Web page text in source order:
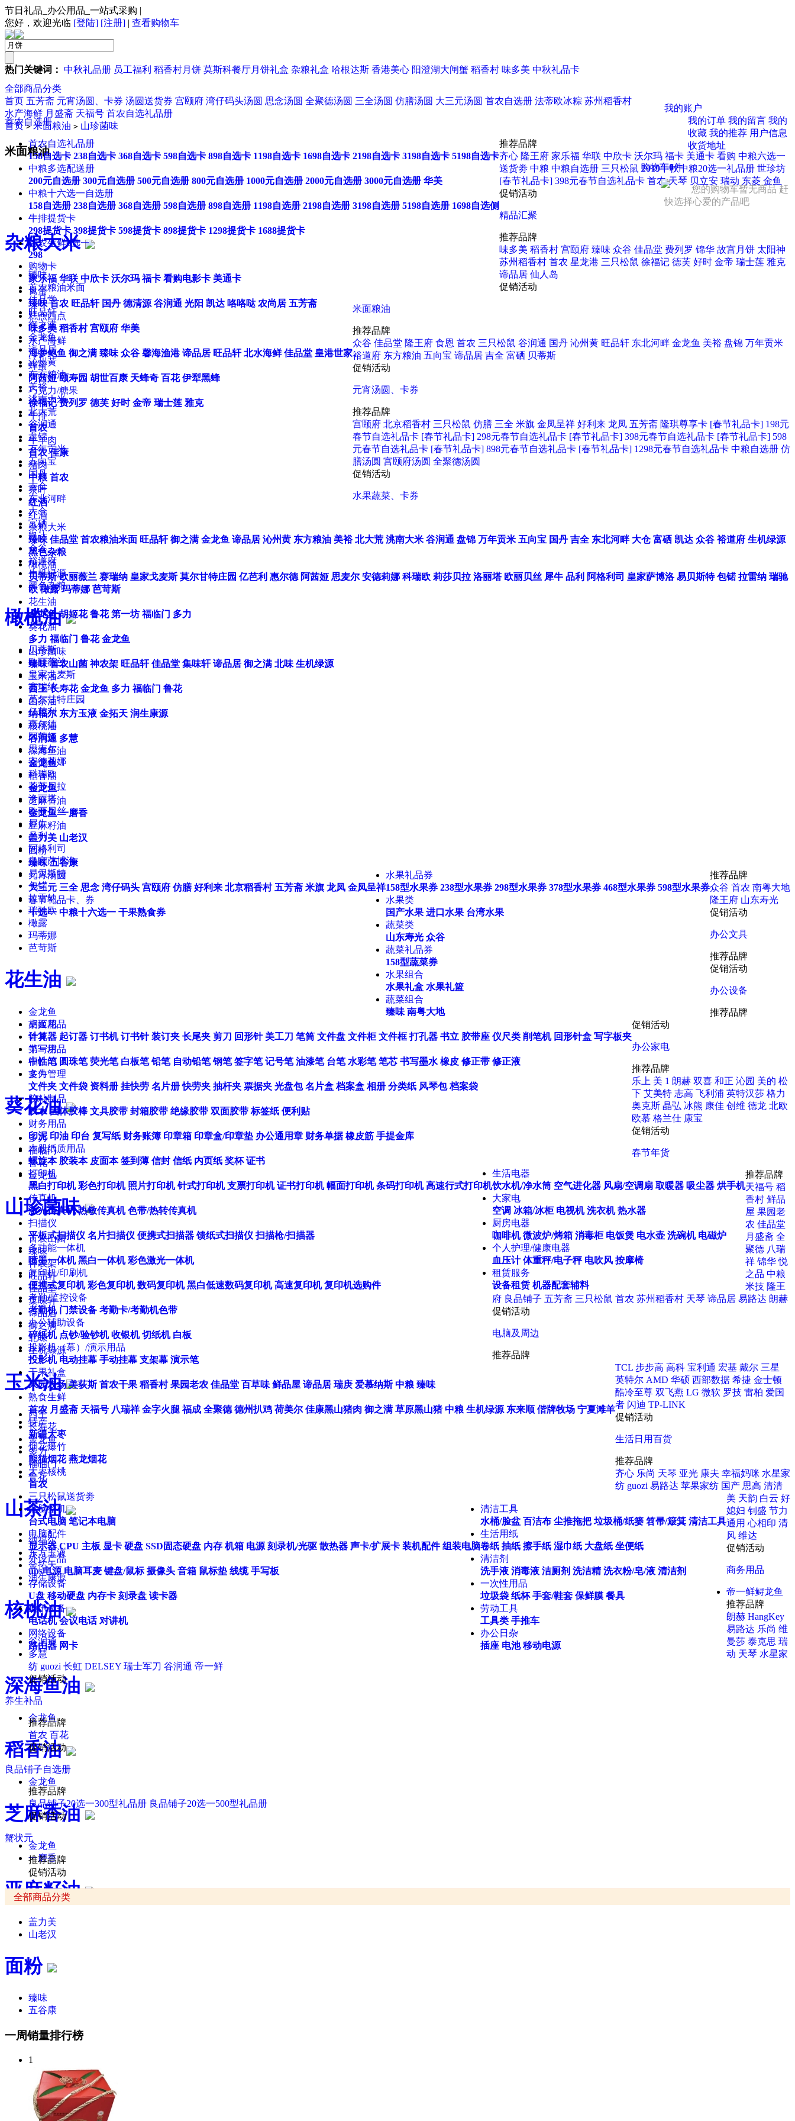
节日礼品_办公用品_一站式采购 |
您好，欢迎光临 [登陆] [注册] | 查看购物车
热门关键词： 中秋礼品册 员工福利 稻香村月饼 莫斯科餐厅月饼礼盒 杂粮礼盒 哈根达斯 香港美心 阳澄湖大闸蟹 稻香村 味多美 中秋礼品卡
我的账户
我的订单 我的留言 我的
收藏 我的推荐 用户信息
收货地址
购物车0件
您的购物车暂无商品 赶
快选择心爱的产品吧
全部商品分类
首农自选册
首农自选礼品册
158自选卡 238自选卡 368自选卡 598自选卡 898自选卡 1198自选卡 1698自选卡 2198自选卡 3198自选卡 5198自选卡
中粮多选配送册
200元自选册 300元自选册 500元自选册 800元自选册 1000元自选册 2000元自选册 3000元自选册 华美
中粮十六选一自选册
158自选册 238自选册 368自选册 598自选册 898自选册 1198自选册 2198自选册 3198自选册 5198自选册 1698自选侧
牛排提货卡
298提货卡 398提货卡 598提货卡 898提货卡 1298提货卡 1688提货卡
首农生鲜6选一
298
购物卡
家乐福 华联 中欣卡 沃尔玛 福卡 看购电影卡 美通卡
推荐品牌
齐心 隆王府 家乐福 华联 中欣卡 沃尔玛 福卡 美通卡 看购 中粮六选一
送货劵 中粮 中粮自选册 三只松鼠 2019中秋中粮20选一礼品册 世珍坊
[春节礼品卡] 398元春节自选礼品卡 首农 天琴 贝立安 瑞动 东菱 金鱼
促销活动
精品汇聚
禽蛋
臻味 首农 旺品轩 国丹 德清源 谷润通 光阳 凯达 咯咯哒 农尚居 五芳斋
糕点西点
味多美 稻香村 宫颐府 华美
水产海鲜
海参鲍鱼 御之满 臻味 众谷 馨海渔港 谛品居 旺品轩 北水海鲜 佳品堂 皇港世家
蜂蜜
阿茜娅 颐寿园 胡世百康 天蜂奇 百花 伊犁黑蜂
巧克力/糖果
徐福记 费列罗 德芙 好时 金帝 瑞士莲 雅克
牛排
首农
牛羊肉
首农 佳康
猪肉
中粮 首农
茶叶
红酒
红酒
推荐品牌
味多美 稻香村 宫颐府 臻味 众谷 佳品堂 费列罗 锦华 故宫月饼 太阳神
苏州稻香村 首农 星龙港 三只松鼠 徐福记 德芙 好时 金帝 瑞士莲 雅克
谛品居 仙人岛
促销活动
米面粮油
杂粮大米
臻味 佳品堂 首农粮油米面 旺品轩 御之满 金龙鱼 谛品居 沁州黄 东方粮油 美裕 北大荒 洮南大米 谷润通 盘锦 万年贡米 五向宝 国丹 吉全 东北河畔 大仓 富硒 凯达 众谷 裕道府 生机绿源
黑色杂粮
橄榄油
贝蒂斯 欧丽薇兰 赛瑞纳 皇家戈麦斯 莫尔甘特庄园 亿芭利 惠尔德 阿茜娅 思麦尔 安德莉娜 科瑞欧 莉莎贝拉 洛丽塔 欧丽贝丝 犀牛 品利 阿格利司 皇家萨博洛 易贝斯特 包锘 拉雷纳 瑞驰
欧 橄露 玛蒂娜 芭苛斯
花生油
金龙鱼 胡姬花 鲁花 第一坊 福临门 多力
葵花油
多力 福临门 鲁花 金龙鱼
山珍菌味
臻味 首农山菌 神农架 旺品轩 佳品堂 集味轩 谛品居 御之满 北味 生机绿源
玉米油
西王 长寿花 金龙鱼 多力 福临门 鲁花
山茶油
纳福尔 东方玉液 金拓天 润生康源
核桃油
谷润通 多慧
深海鱼油
金龙鱼
稻香油
金龙鱼
芝麻香油
金龙鱼 一磨香
亚麻籽油
盖力美 山老汉
面粉
臻味 五谷康
推荐品牌
众谷 佳品堂 隆王府 食恩 首农 三只松鼠 谷润通 国丹 沁州黄 旺品轩 东北河畔 金龙鱼 美裕 盘锦 万年贡米
裕道府 东方粮油 五向宝 谛品居 吉全 富硒 贝蒂斯
促销活动
元宵汤圆、卡券
元宵汤圆
大三元 三全 思念 湾仔码头 宫颐府 仿膳 好利来 北京稻香村 五芳斋 米旗 龙凤 金凤呈祥
春节礼品卡、券
十选一 中粮十六选一 干果熟食券
推荐品牌
宫颐府 北京稻香村 三只松鼠 仿膳 三全 米旗 金凤呈祥 好利来 龙凤 五芳斋 隆琪尊享卡 [春节礼品卡] 198元
春节自选礼品卡 [春节礼品卡] 298元春节自选礼品卡 [春节礼品卡] 398元春节自选礼品卡 [春节礼品卡] 598
元春节自选礼品卡 [春节礼品卡] 898元春节自选礼品卡 [春节礼品卡] 1298元春节自选礼品卡 中粮自选册 仿
膳汤圆 宫颐府汤圆 全聚德汤圆
促销活动
水果蔬菜、卡券
水果礼品券
158型水果券 238型水果券 298型水果券 378型水果券 468型水果券 598型水果券
水果类
国产水果 进口水果 台湾水果
蔬菜类
山东寿光 众谷
蔬菜礼品券
158型蔬菜券
水果组合
水果礼盒 水果礼篮
蔬菜组合
臻味 南粤大地
推荐品牌
众谷 首农 南粤大地
隆王府 山东寿光
促销活动
办公文具
桌面用品
计算器 起订器 订书机 订书针 装订夹 长尾夹 剪刀 回形针 美工刀 笔筒 文件盘 文件柜 文件框 打孔器 书立 胶带座 仪尺类 削笔机 回形针盒 写字板夹
书写用品
中性笔 圆珠笔 荧光笔 白板笔 铅笔 自动铅笔 钢笔 签字笔 记号笔 油漆笔 台笔 水彩笔 笔芯 书写墨水 橡皮 修正带 修正液
文件管理
文件夹 文件袋 资料册 挂快劳 名片册 快劳夹 抽杆夹 票据夹 光盘包 名片盒 档案盒 相册 分类纸 风琴包 档案袋
胶粘制品
胶水 固体胶棒 文具胶带 封箱胶带 绝缘胶带 双面胶带 标签纸 便利贴
财务用品
印泥 印油 印台 复写纸 财务账簿 印章箱 印章盒/印章垫 办公通用章 财务单据 橡皮筋 手提金库
本册纸质用品
螺旋本 胶装本 皮面本 签到薄 信封 信纸 内页纸 奖杯 证书
推荐品牌
促销活动
办公设备
打印机
黑白打印机 彩色打印机 照片打印机 针式打印机 支票打印机 证书打印机 幅面打印机 条码打印机 高速行式打印机
传真机
激光传真机 热敏传真机 色带/热转传真机
扫描仪
平板式扫描仪 名片扫描仪 便携式扫描器 馈纸式扫描仪 扫描枪/扫描器
多功能一体机
喷墨一体机 黑白一体机 彩色激光一体机
复印机/印刷机
便携式复印机 彩色复印机 数码复印机 黑白低速数码复印机 高速复印机 复印机选购件
考勤/监控设备
考勤机 门禁设备 考勤卡/考勤机色带
办公辅助设备
碎纸机 点钞/验钞机 收银机 切纸机 白板
投影机（幕）/演示用品
投影机 电动挂幕 手动挂幕 支架幕 演示笔
推荐品牌
促销活动
办公家电
生活电器
饮水机/净水筒 空气进化器 风扇/空调扇 取暖器 吸尘器 烘手机
大家电
空调 冰箱/冰柜 电视机 洗衣机 热水器
厨房电器
咖啡机 微波炉/烤箱 消毒柜 电饭煲 电水壶 洗碗机 电磁炉
个人护理/健康电器
血压计 体重秤/电子秤 电吹风 按摩椅
租赁服务
设备租赁 机器配套辅料
推荐品牌
乐上 美 1 朗赫 双喜 和正 沁园 美的 松
下 艾美特 志高 飞利浦 英特汉莎 格力
奥克斯 晶弘 冰熊 康佳 创维 德龙 北欧
欧慕 格兰仕 康宝
促销活动
春节年货
干果礼盒
果园农场 美荻斯 首农干果 稻香村 果园老农 佳品堂 百草味 鲜品屋 谛品居 瑞庚 爱慕纳斯 中粮 臻味
熟食生鲜
首农 月盛斋 天福号 八瑞祥 金字火腿 福成 全聚德 德州扒鸡 荷美尔 佳康黑山猪肉 御之满 草原黑山猪 中粮 生机绿源 东来顺 偕牌牧场 宁夏滩羊
特产
新疆大枣
烟花爆竹
熊猫烟花 燕龙烟花
大枣核桃
首农
三只松鼠送货劵
推荐品牌
天福号 稻
香村 鲜品
屋 果园老
农 佳品堂
月盛斋 全
聚德 八瑞
祥 锦华 悦
之品 中粮
米技 隆王
府 良品铺子 五芳斋 三只松鼠 首农 苏州稻香村 天琴 谛品居 易路达 朗赫
促销活动
电脑及周边
电脑整机
台式电脑 笔记本电脑
电脑配件
显示器 CPU 主板 显卡 硬盘 SSD固态硬盘 内存 机箱 电源 刻录机/光驱 散热器 声卡/扩展卡 装机配件 组装电脑
外设产品
ups电源 电脑耳麦 键盘/鼠标 摄像头 音箱 鼠标垫 线缆 手写板
存储设备
U盘 移动硬盘 内存卡 刻录盘 读卡器
通讯设备
电话机 会议电话 对讲机
网络设备
路由器 网卡
推荐品牌
TCL 步步高 高科 宝利通 宏基 戴尔 三星
英特尔 AMD 华硕 西部数据 希捷 金士顿
酷冷至尊 双飞燕 LG 微软 罗技 雷柏 爱国
者 闪迪 TP-LINK
促销活动
生活日用百货
清洁工具
水桶/脸盆 百洁布 尘推拖把 垃圾桶/纸篓 笤帚/簸箕 清洁工具
生活用纸
卷纸 抽纸 擦手纸 湿巾纸 大盘纸 坐便纸
清洁剂
洗手液 消毒液 洁厕剂 洗洁精 洗衣粉/皂/液 清洁剂
一次性用品
垃圾袋 纸杯 手套/鞋套 保鲜膜 餐具
劳动工具
工具类 手推车
办公日杂
插座 电池 移动电源
推荐品牌
齐心 乐尚 天琴 亚光 康夫 幸福妈咪 水星家
纺 guozi 易路达 苹果家纺 国产 思高 清清
美 天韵 白云 好
媳妇 钊盛 节力
通用 心相印 清
风 维达
促销活动
商务用品
帝一鲜鲟龙鱼
推荐品牌
朗赫 HangKey
易路达 乐尚 维
曼莎 泰克思 瑞
动 天琴 水星家
纺 guozi 长虹 DELSEY 瑞士军刀 谷润通 帝一鲜
促销活动
养生补品
推荐品牌
首农 百花
促销活动
良品铺子自选册
推荐品牌
良品铺子20选一300型礼品册 良品铺子20选一500型礼品册
促销活动
蟹状元
推荐品牌
促销活动
全部商品分类
首页 五芳斋 元宵汤圆、卡券 汤圆送货券 宫颐府 湾仔码头汤圆 思念汤圆 全聚德汤圆 三全汤圆 仿膳汤圆 大三元汤圆 首农自选册 法蒂欧冰粽 苏州稻香村
水产海鲜 月盛斋 天福号 首农自选礼品册
首页 > 米面粮油 > 山珍菌味
米面粮油
杂粮大米
臻味
首农粮油米面
佳品堂
旺品轩
御之满
金龙鱼
谛品居
沁州黄
东方粮油
美裕
洮南大米
北大荒
谷润通
盘锦
万年贡米
五向宝
国丹
吉全
东北河畔
大仓
富硒
凯达
众谷
裕道府
生机绿源
黑色杂粮
橄榄油
贝蒂斯
欧丽薇兰
皇家戈麦斯
赛瑞纳
莫尔甘特庄园
亿芭利
惠尔德
阿茜娅
思麦尔
安德莉娜
科瑞欧
莉莎贝拉
洛丽塔
欧丽贝丝
犀牛
品利
阿格利司
皇家萨博洛
易贝斯特
包锘
拉雷纳
瑞驰欧
橄露
玛蒂娜
芭苛斯
花生油
金龙鱼
胡姬花
鲁花
第一坊
福临门
多力
葵花油
多力
福临门
鲁花
金龙鱼
山珍菌味
首农山菌
臻味
神农架
旺品轩
佳品堂
集味轩
谛品居
御之满
北味
生机绿源
玉米油
西王
长寿花
金龙鱼
多力
福临门
鲁花
山茶油
纳福尔
东方玉液
金拓天
润生康源
核桃油
谷润通
多慧
深海鱼油
金龙鱼
稻香油
金龙鱼
芝麻香油
金龙鱼
一磨香
亚麻籽油
盖力美
山老汉
面粉
臻味
五谷康
一周销量排行榜
1